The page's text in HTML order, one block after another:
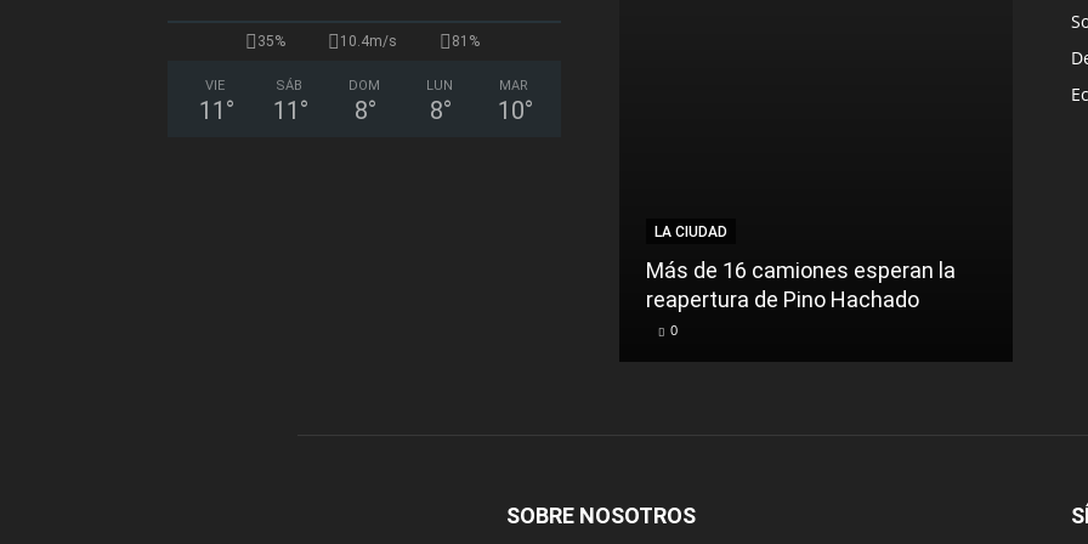
35% 10.4m/s 81%
VIE
11 °
SÁB
11 °
DOM
8°
LUN
8°
MAR
10°
LA CIUDAD
Más de 16 camiones esperan la
reapertura de Pino Hachado
0
SOBRE NOSOTROS